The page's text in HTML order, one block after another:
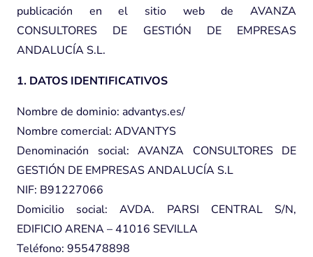
publicación en el sitio web de AVANZA
CONSULTORES DE GESTIÓN DE EMPRESAS
ANDALUCÍA S.L.
1. DATOS IDENTIFICATIVOS
Nombre de dominio: advantys.es/
Nombre comercial: ADVANTYS
Denominación social: AVANZA CONSULTORES DE
GESTIÓN DE EMPRESAS ANDALUCÍA S.L
NIF: B91227066
Domicilio social: AVDA. PARSI CENTRAL S/N,
EDIFICIO ARENA – 41016 SEVILLA
Teléfono: 955478898